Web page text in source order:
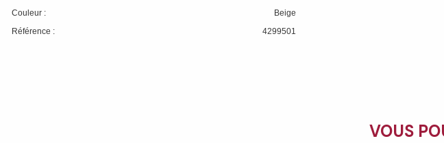
Couleur :
Beige
Référence :
4299501
VOUS